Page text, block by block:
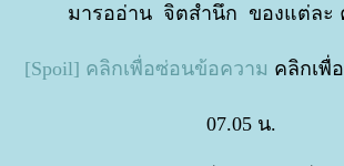
มารออ่าน จิตสำนึก ของแต่ละ
[Spoil] คลิกเพื่อซ่อนข้อความ คลิกเพื่
07.05 น.